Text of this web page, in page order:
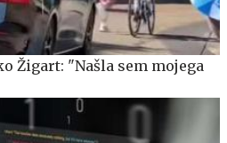
Žigart: "Našla sem mojega